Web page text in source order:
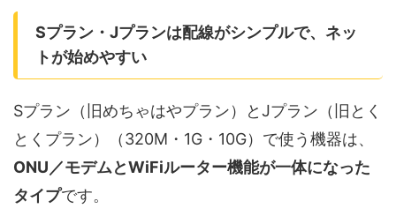
Sプラン・Jプランは配線がシンプルで、ネッ
トが始めやすい
Sプラン（旧めちゃはやプラン）とJプラン（旧とく
とくプラン）（320M・1G・10G）で使う機器は、
ONU／モデムとWiFiルーター機能が一体になった
タイプです。